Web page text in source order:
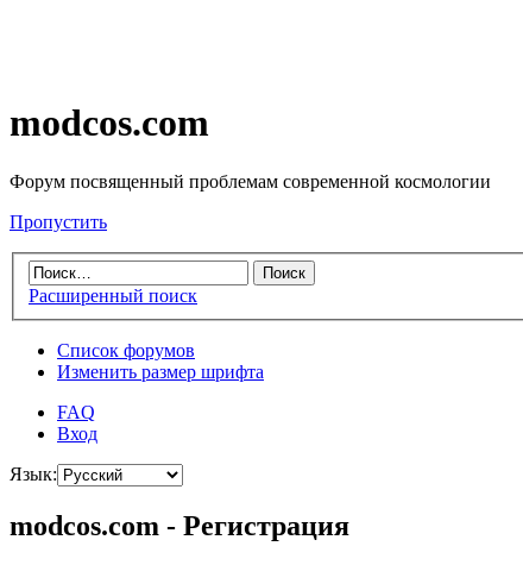
modcos.com
Форум посвященный проблемам современной космологии
Пропустить
Расширенный поиск
Список форумов
Изменить размер шрифта
FAQ
Вход
Язык:
modcos.com - Регистрация